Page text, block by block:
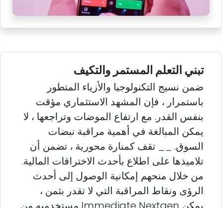
تبني التعلم المستمر والتكيف
ضمن نسيج التكنولوجيا والأزياء المتطور
باستمرار ، فإن المشهد الاستثماري مؤقت
بنفس القدر. مع ارتفاع الموضات وتراجعها ، لا
يمكن المبالغة في أهمية مراقبة نبضات
السوق. __ تقف كمنارة محورية ، تضمن أن
تلاميذها على اطلاع بأحدث الاختراقات المالية.
من خلال منحهم إمكانية الوصول إلى أحدث
الرؤى ونقاط المراقبة التي لا تقدر بثمن ،